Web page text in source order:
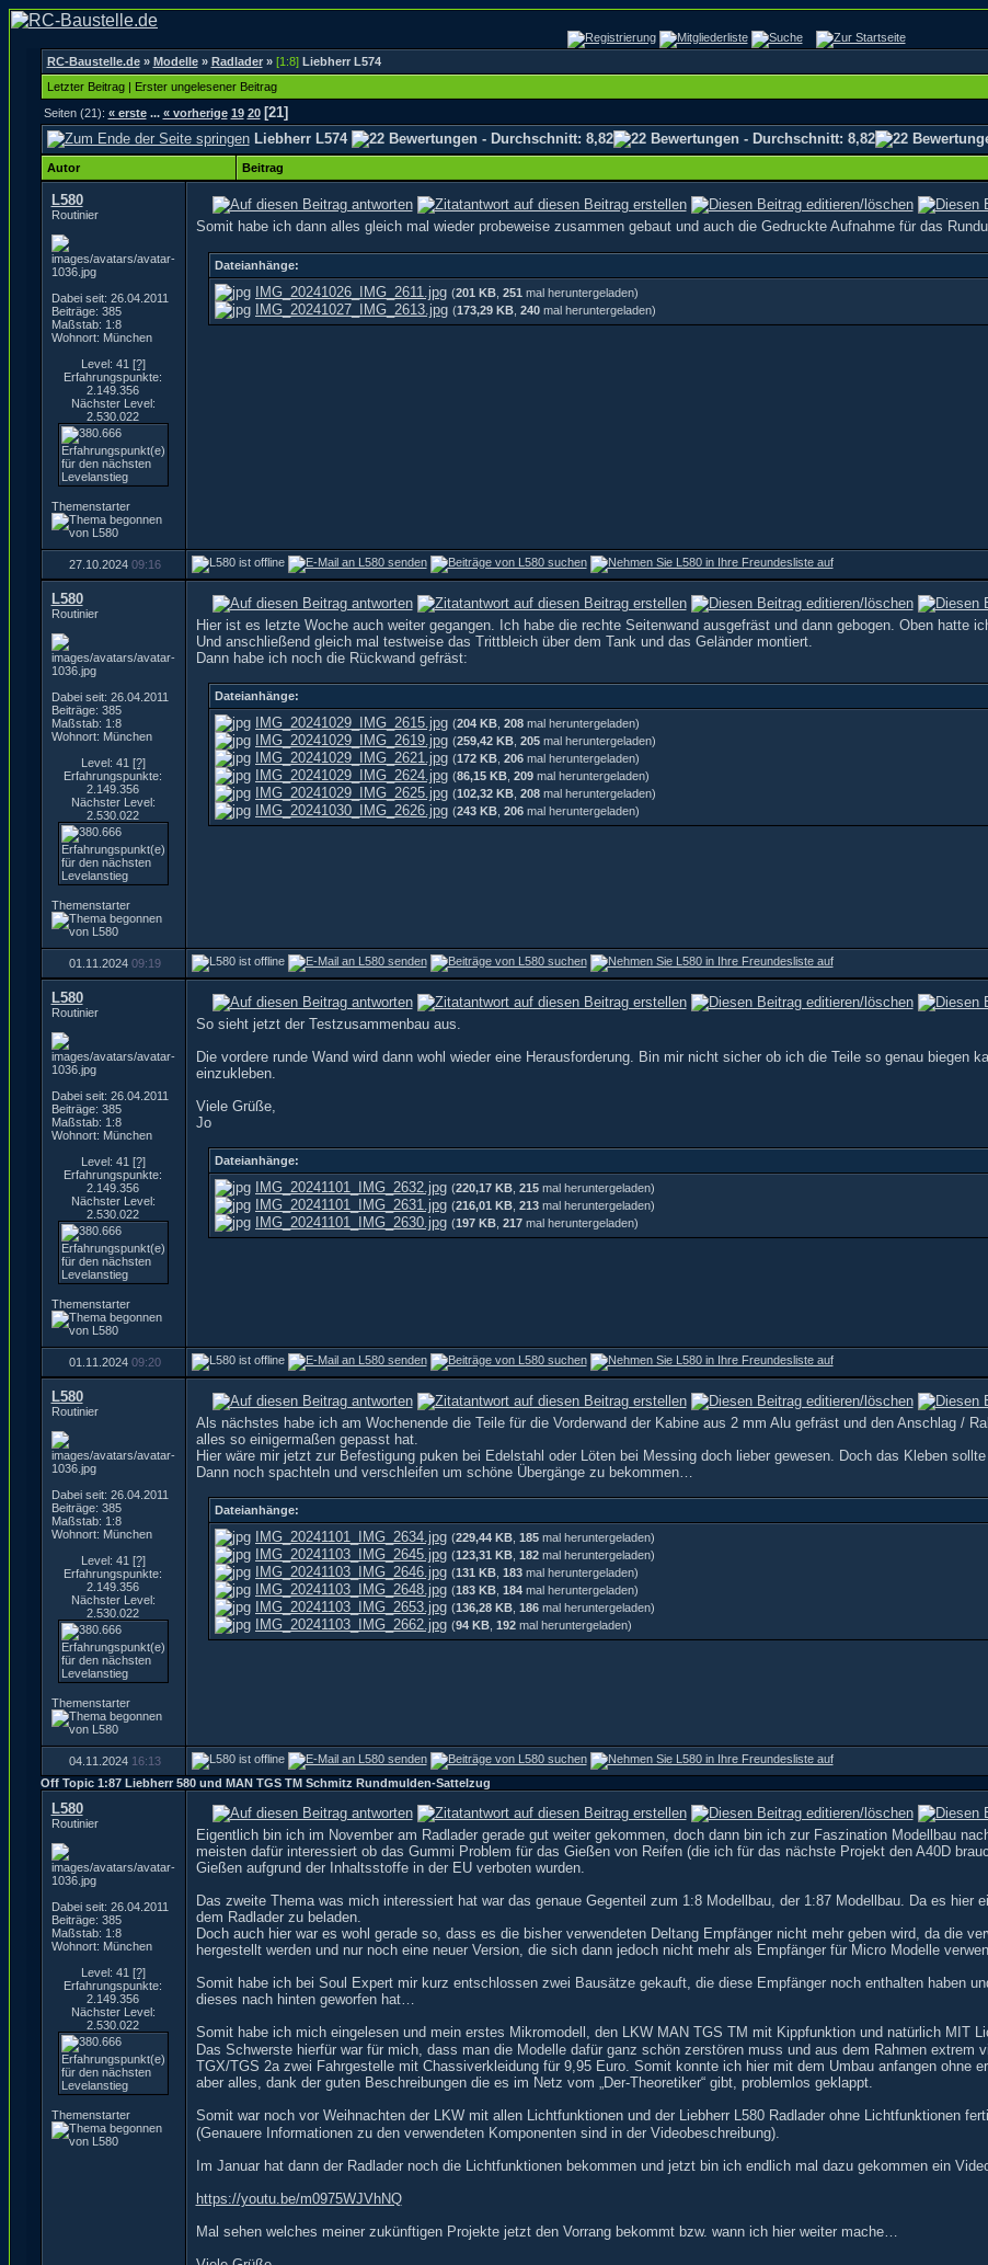
RC-Baustelle.de» Modelle» Radlader» [1:8] Liebherr L574
Letzter Beitrag| Erster ungelesener Beitrag
Seiten (21): « erste... « vorherige 19 20 [21]
Liebherr L574
Autor Beitrag
L580
Routinier
Dabei seit: 26.04.2011
Beiträge: 385
Maßstab: 1:8
Wohnort: München
Level: 41 [?]
Erfahrungspunkte:
2.149.356
Nächster Level:
2.530.022
Themenstarter
Somit habe ich dann alles gleich mal wieder probeweise zusammen gebaut und auch die Gedruckte Aufnahme für das
Dateianhänge:
IMG_20241026_IMG_2611.jpg (201 KB 251 mal heruntergeladen)
IMG_20241027_IMG_2613.jpg (173,29 KB 240 mal heruntergeladen)
27.10.2024 09:16
L580
Routinier
Dabei seit: 26.04.2011
Beiträge: 385
Maßstab: 1:8
Wohnort: München
Level: 41 [?]
Erfahrungspunkte:
2.149.356
Nächster Level:
2.530.022
Themenstarter
Hier ist es letzte Woche auch weiter gegangen. Ich habe die rechte Seitenwand ausgefräst und dann gebogen. Oben hatte
Und anschließend gleich mal testweise das Trittbleich über dem Tank und das Geländer montiert.
Dann habe ich noch die Rückwand gefräst:
Dateianhänge:
IMG_20241029_IMG_2615.jpg (204 KB 208 mal heruntergeladen)
IMG_20241029_IMG_2619.jpg (259,42 KB 205 mal heruntergeladen)
IMG_20241029_IMG_2621.jpg (172 KB 206 mal heruntergeladen)
IMG_20241029_IMG_2624.jpg (86,15 KB 209 mal heruntergeladen)
IMG_20241029_IMG_2625.jpg (102,32 KB 208 mal heruntergeladen)
IMG_20241030_IMG_2626.jpg (243 KB 206 mal heruntergeladen)
01.11.2024 09:19
L580
Routinier
Dabei seit: 26.04.2011
Beiträge: 385
Maßstab: 1:8
Wohnort: München
Level: 41 [?]
Erfahrungspunkte:
2.149.356
Nächster Level:
2.530.022
Themenstarter
So sieht jetzt der Testzusammenbau aus.
Die vordere runde Wand wird dann wohl wieder eine Herausforderung. Bin mir nicht sicher ob ich die Teile so genau biegen
einzukleben.
Viele Grüße,
Jo
Dateianhänge:
IMG_20241101_IMG_2632.jpg (220,17 KB 215 mal heruntergeladen)
IMG_20241101_IMG_2631.jpg (216,01 KB 213 mal heruntergeladen)
IMG_20241101_IMG_2630.jpg (197 KB 217 mal heruntergeladen)
01.11.2024 09:20
L580
Routinier
Dabei seit: 26.04.2011
Beiträge: 385
Maßstab: 1:8
Wohnort: München
Level: 41 [?]
Erfahrungspunkte:
2.149.356
Nächster Level:
2.530.022
Themenstarter
Als nächstes habe ich am Wochenende die Teile für die Vorderwand der Kabine aus 2 mm Alu gefräst und den Anschlag /
alles so einigermaßen gepasst hat.
Hier wäre mir jetzt zur Befestigung puken bei Edelstahl oder Löten bei Messing doch lieber gewesen. Doch das Kleben
Dann noch spachteln und verschleifen um schöne Übergänge zu bekommen…
Dateianhänge:
IMG_20241101_IMG_2634.jpg (229,44 KB 185 mal heruntergeladen)
IMG_20241103_IMG_2645.jpg (123,31 KB 182 mal heruntergeladen)
IMG_20241103_IMG_2646.jpg (131 KB 183 mal heruntergeladen)
IMG_20241103_IMG_2648.jpg (183 KB 184 mal heruntergeladen)
IMG_20241103_IMG_2653.jpg (136,28 KB 186 mal heruntergeladen)
IMG_20241103_IMG_2662.jpg (94 KB 192 mal heruntergeladen)
04.11.2024 16:13
Off Topic 1:87 Liebherr 580 und MAN TGS TM Schmitz Rundmulden-Sattelzug
L580
Routinier
Dabei seit: 26.04.2011
Beiträge: 385
Maßstab: 1:8
Wohnort: München
Level: 41 [?]
Erfahrungspunkte:
2.149.356
Nächster Level:
2.530.022
Themenstarter
Eigentlich bin ich im November am Radlader gerade gut weiter gekommen, doch dann bin ich zur Faszination Modellbau
meisten dafür interessiert ob das Gummi Problem für das Gießen von Reifen (die ich für das nächste Projekt den A40D
Gießen aufgrund der Inhaltsstoffe in der EU verboten wurden.
Das zweite Thema was mich interessiert hat war das genaue Gegenteil zum 1:8 Modellbau, der 1:87 Modellbau. Da es
dem Radlader zu beladen.
Doch auch hier war es wohl gerade so, dass es die bisher verwendeten Deltang Empfänger nicht mehr geben wird, da die
hergestellt werden und nur noch eine neuer Version, die sich dann jedoch nicht mehr als Empfänger für Micro Modelle
Somit habe ich bei Soul Expert mir kurz entschlossen zwei Bausätze gekauft, die diese Empfänger noch enthalten haben
dieses nach hinten geworfen hat…
Somit habe ich mich eingelesen und mein erstes Mikromodell, den LKW MAN TGS TM mit Kippfunktion und natürlich MIT
Das Schwerste hierfür war für mich, dass man die Modelle dafür ganz schön zerstören muss und aus dem Rahmen extrem
TGX/TGS 2a zwei Fahrgestelle mit Chassiverkleidung für 9,95 Euro. Somit konnte ich hier mit dem Umbau anfangen ohne
aber alles, dank der guten Beschreibungen die es im Netz vom „Der-Theoretiker“ gibt, problemlos geklappt.
Somit war noch vor Weihnachten der LKW mit allen Lichtfunktionen und der Liebherr L580 Radlader ohne Lichtfunktionen
(Genauere Informationen zu den verwendeten Komponenten sind in der Videobeschreibung).
Im Januar hat dann der Radlader noch die Lichtfunktionen bekommen und jetzt bin ich endlich mal dazu gekommen ein
https://youtu.be/m0975WJVhNQ
Mal sehen welches meiner zukünftigen Projekte jetzt den Vorrang bekommt bzw. wann ich hier weiter mache…